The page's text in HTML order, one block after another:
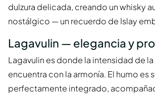
dulzura delicada, creando un whisky
nostálgico — un recuerdo de Islay
Lagavulin — elegancia y
Lagavulin es donde la intensidad de la
encuentra con la armonía. El humo es
perfectamente integrado,